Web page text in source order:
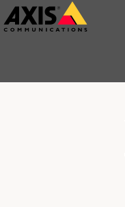
Saltar
al